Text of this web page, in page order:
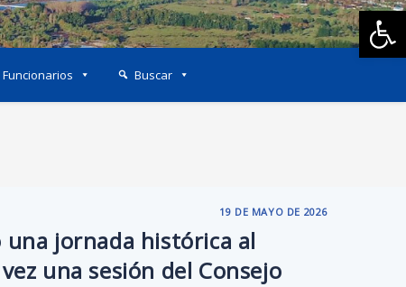
Funcionarios Buscar
una jornada histórica al
una sesión del Consejo
19 DE MAYO DE 2026